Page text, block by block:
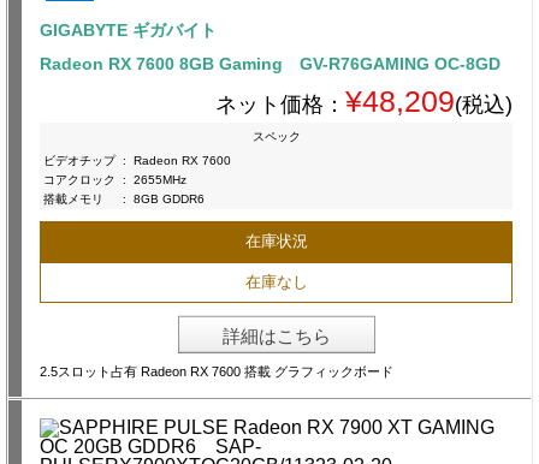
GIGABYTE ギガバイト
Radeon RX 7600 8GB Gaming GV-R76GAMING OC-8GD
ネット価格： ¥48,209(税込)
スペック
ビデオチップ :
Radeon RX 7600
コアクロック
:
2655MHz
搭載メモリ
: 8GB GDDR6
在庫状況
在庫なし
詳細はこちら
2.5スロット占有 Radeon RX 7600 搭載 グラフィックボード